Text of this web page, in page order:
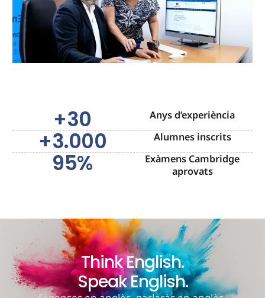
+30 Anys d’experiència
+3.000 Alumnes inscrits
95%
Exàmens Cambridge
aprovats
Think English.
Speak English.